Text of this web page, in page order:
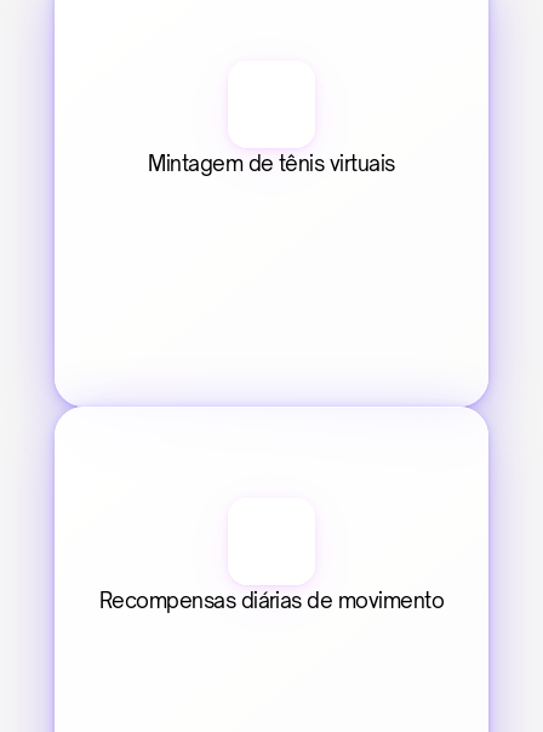
Mintagem de tênis virtuais
Recompensas diárias de movimento